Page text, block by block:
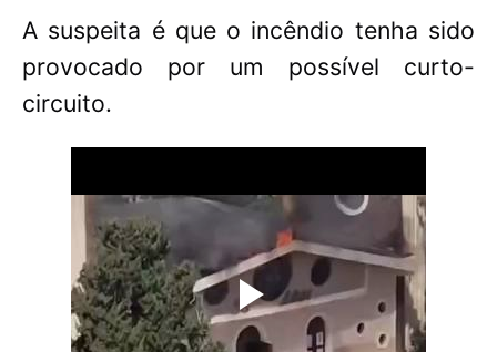
A suspeita é que o incêndio tenha sido
provocado por um possível curto-
circuito.